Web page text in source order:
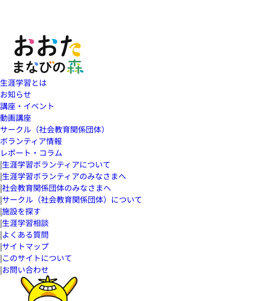
生涯学習とは
お知らせ
講座・イベント
動画講座
サークル（社会教育関係団体）
ボランティア情報
レポート・コラム
|生涯学習ボランティアについて
|生涯学習ボランティアのみなさまへ
|社会教育関係団体のみなさまへ
|サークル（社会教育関係団体）について
|施設を探す
|生涯学習相談
|よくある質問
|サイトマップ
|このサイトについて
|お問い合わせ